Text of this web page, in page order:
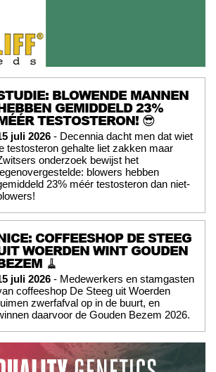
BLOWENDE MANNEN
GEMIDDELD 23%
TESTOSTERON! 😎
juli 2026 - Decennia dacht men dat wiet
testosteron gehalte liet zakken maar
onderzoek bewijst het
blowers hebben
23% méér testosteron dan niet-
COFFEESHOP DE STEEG
WOERDEN WINT GOUDEN
🧹
juli 2026 - Medewerkers en stamgasten
coffeeshop De Steeg uit Woerden
zwerfafval op in de buurt, en
daarvoor de Gouden Bezem 2026.